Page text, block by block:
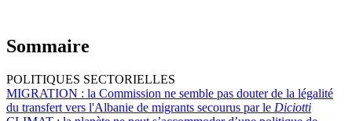
Sommaire
POLITIQUES SECTORIELLES
MIGRATION : la Commission ne semble pas douter de la légalité
du transfert vers l'Albanie de migrants secourus par le Diciotti